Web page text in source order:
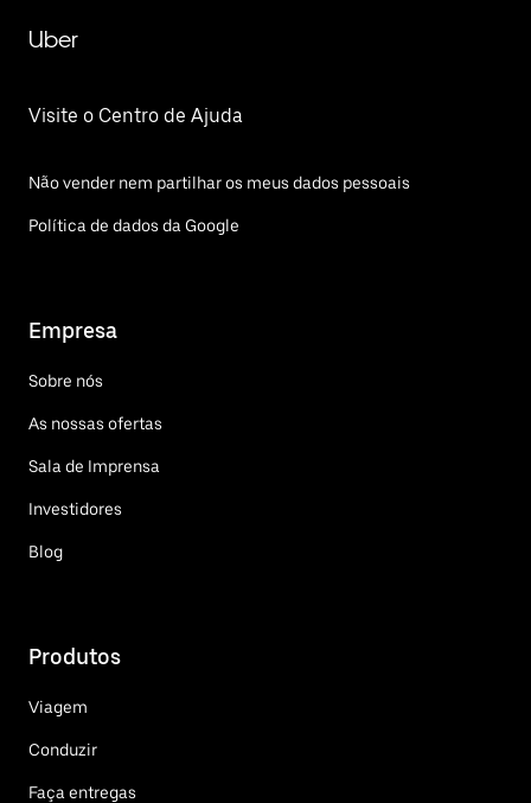
Uber
Visite o Centro de Ajuda
Não vender nem partilhar os meus dados pessoais
Política de dados da Google
Empresa
Sobre nós
As nossas ofertas
Sala de Imprensa
Investidores
Blog
Produtos
Viagem
Conduzir
Faça entregas